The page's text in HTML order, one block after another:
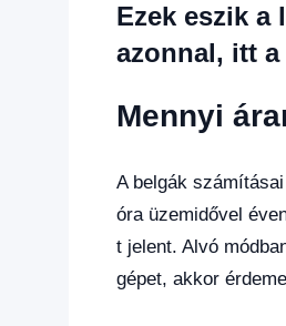
Ezek eszik
azonnal, itt
Mennyi
A belgák
óra üzemidővel
t jelent. Alvó
gépet, akkor